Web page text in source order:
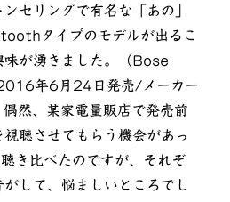
セリングで有名な「あの」
タイプのモデルが出るこ
味が湧きました。（Bose
年6月24日発売/メーカー
然、某家電量販店で発売前
聴させてもらう機会があっ
き比べたのですが、それぞ
して、悩ましいところでし